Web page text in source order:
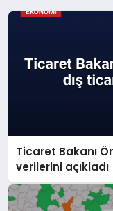
Ticaret Bakanı
verilerini açıkladı